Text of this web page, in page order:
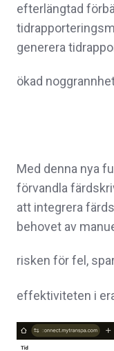
efterlängtad
generera
ökad
Med denna nya
förvandla
att integrera
behovet av
risken för fel,
effektiviteten i